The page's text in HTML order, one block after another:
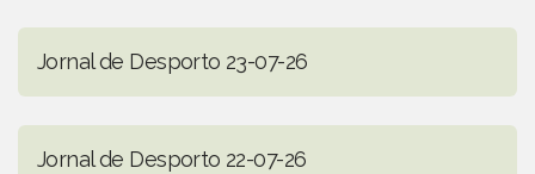
Jornal de Desporto 23-07-26
Jornal de Desporto 22-07-26